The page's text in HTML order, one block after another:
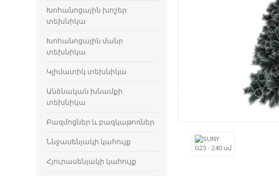
Խոհանոցային խոշեր
տեխնիկա
Խոհանոցային մանր
տեխնիկա
Կլիմատիկ տեխնիկա
Անձնական խնամքի
տեխնիկա
Բազմոցներ և բազկաթոռներ
Ննջասենյակի կահույք
Հյուրասենյակի կահույք